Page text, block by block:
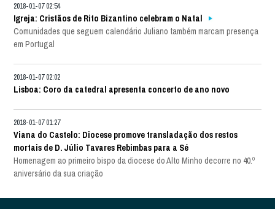
2018-01-07 02:54
Igreja: Cristãos de Rito Bizantino celebram o Natal
Comunidades que seguem calendário Juliano também marcam presença
em Portugal
2018-01-07 02:02
Lisboa: Coro da catedral apresenta concerto de ano novo
2018-01-07 01:27
Viana do Castelo: Diocese promove transladação dos restos
mortais de D. Júlio Tavares Rebimbas para a Sé
Homenagem ao primeiro bispo da diocese do Alto Minho decorre no 40.º
aniversário da sua criação